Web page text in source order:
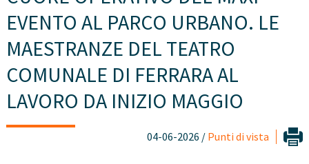
EVENTO AL PARCO URBANO. LE
MAESTRANZE DEL TEATRO
COMUNALE DI FERRARA AL
LAVORO DA INIZIO MAGGIO
04-06-2026 / Punti di vista